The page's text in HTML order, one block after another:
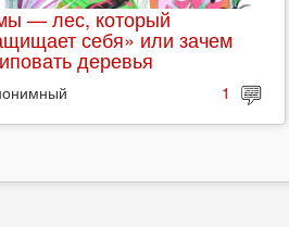
— лес, который
себя» или зачем
деревья
1